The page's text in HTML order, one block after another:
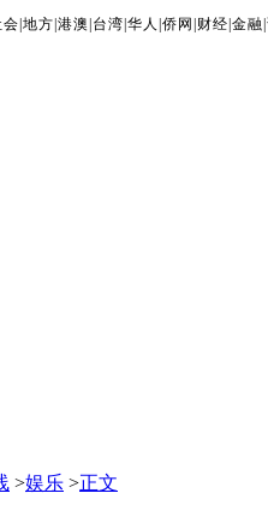
会 |地方 |港澳 台湾 |华人 |侨网 财经 |金融 |
>娱乐 >正文